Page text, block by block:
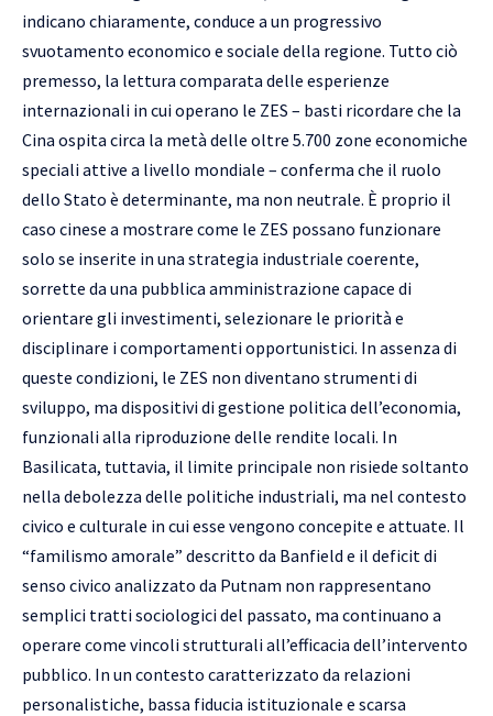
indicano chiaramente, conduce a un progressivo
svuotamento economico e sociale della regione. Tutto ciò
premesso, la lettura comparata delle esperienze
internazionali in cui operano le ZES – basti ricordare che la
Cina ospita circa la metà delle oltre 5.700 zone economiche
speciali attive a livello mondiale – conferma che il ruolo
dello Stato è determinante, ma non neutrale. È proprio il
caso cinese a mostrare come le ZES possano funzionare
solo se inserite in una strategia industriale coerente,
sorrette da una pubblica amministrazione capace di
orientare gli investimenti, selezionare le priorità e
disciplinare i comportamenti opportunistici. In assenza di
queste condizioni, le ZES non diventano strumenti di
sviluppo, ma dispositivi di gestione politica dell’economia,
funzionali alla riproduzione delle rendite locali. In
Basilicata, tuttavia, il limite principale non risiede soltanto
nella debolezza delle politiche industriali, ma nel contesto
civico e culturale in cui esse vengono concepite e attuate. Il
“familismo amorale” descritto da Banfield e il deficit di
senso civico analizzato da Putnam non rappresentano
semplici tratti sociologici del passato, ma continuano a
operare come vincoli strutturali all’efficacia dell’intervento
pubblico. In un contesto caratterizzato da relazioni
personalistiche, bassa fiducia istituzionale e scarsa